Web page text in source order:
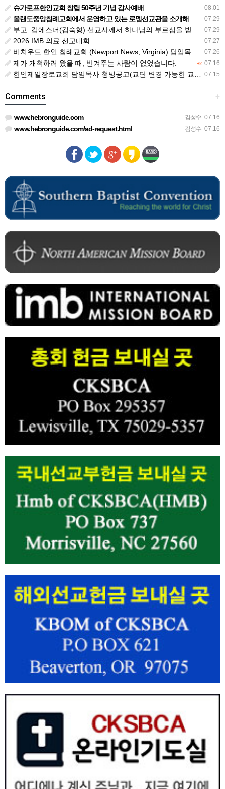
08.01
슈가로프한인교회 창립 50주년 기념 감사예배
07.29
올랜도중앙침례교회에서 운영하고 있는 로뎀선교관을 소개해 드립니다
07.29
부고: 김에스더(김숙형) 선교사께서 하나님의 부르심을 받았습니다.
07.27
2026 IMB 의료 선교대회
07.26
비치우드 한인 침례교회 (Newport News, Virginia) 담임목사 청빙
+2 07.16
제가 개척하러 왔을 때, 반겨주는 사람이 없었습니다.
07.15
한인제일장로교회 담임목사 청빙공고(교단 변경 가능한 교회)
+
Comments
김성수 07.16
www.hebronguide.com
김성수 07.16
www.hebronguide.com/ad-request.html